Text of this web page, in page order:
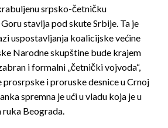
srpsko-četničku
stavlja pod skute Srbije. Ta je
uspostavljanja koalicijske većine
Narodne skupštine bude krajem
i formalni „četnički vojvoda“,
i proruske desnice u Crnoj
spremna je ući u vladu koja je u
Beograda.